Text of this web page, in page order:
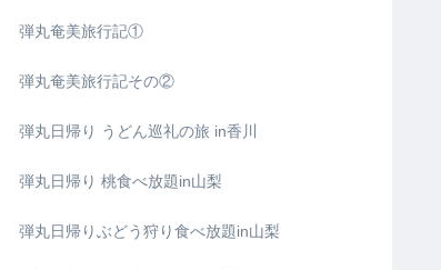
弾丸奄美旅行記①
弾丸奄美旅行記その②
弾丸日帰り うどん巡礼の旅 in香川
弾丸日帰り 桃食べ放題in山梨
弾丸日帰りぶどう狩り食べ放題in山梨